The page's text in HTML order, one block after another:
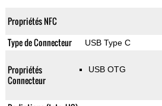
Propriétés NFC
Type de Connecteur USB Type C
Propriétés
Connecteur
USB OTG